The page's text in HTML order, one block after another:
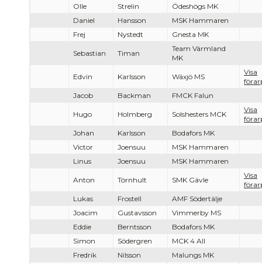
Olle
Strelin
Ödeshögs MK
Daniel
Hansson
MSK Hammaren
Frej
Nystedt Gnesta MK
Sebastian Timan
Team Värmland
MK
Edvin Karlsson Wäxjö MS
Visa
Jacob
Backman FMCK Falun
Hugo Holmberg Solshesters MCK
Visa
Johan
Karlsson
Bodafors MK
Victor
Joensuu
MSK Hammaren
Linus
Joensuu MSK Hammaren
Anton Törnhult SMK Gävle
Visa
Lukas
Frostell
AMF Södertälje
Joacim
Gustavsson
Vimmerby MS
Eddie
Berntsson
Bodafors MK
Simon
Södergren
MCK 4 All
Fredrik
Nilsson Malungs MK